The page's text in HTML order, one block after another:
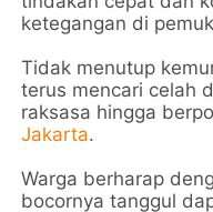
ketegangan di
Tidak menutup
terus mencari celah
raksasa hingga
Jakarta.
Warga berharap
bocornya tanggul